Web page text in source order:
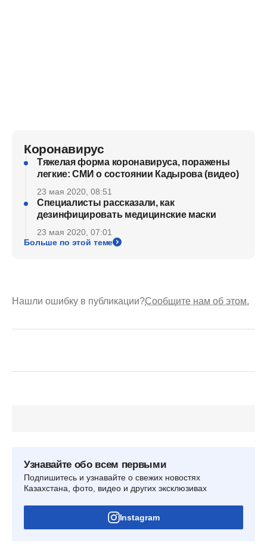
Коронавирус
Тяжелая форма коронавируса, поражены
легкие: СМИ о состоянии Кадырова (видео)
23 мая 2020, 08:51
Специалисты рассказали, как
дезинфицировать медицинские маски
23 мая 2020, 07:01
Больше по этой теме
Нашли ошибку в публикации?Сообщите нам об этом.
Узнавайте обо всем первыми
Подпишитесь и узнавайте о свежих новостях
Казахстана, фото, видео и других эксклюзивах
Instagram